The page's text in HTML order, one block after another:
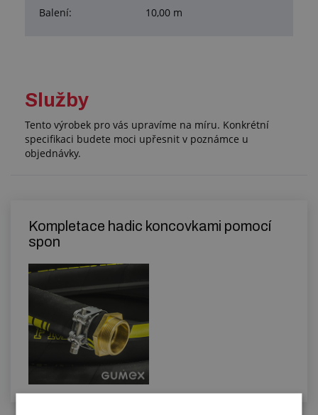
Balení:
10,00 m
Služby
Tento výrobek pro vás upravíme na míru. Konkrétní
specifikaci budete moci upřesnit v poznámce u
objednávky.
Kompletace hadic koncovkami pomocí
spon